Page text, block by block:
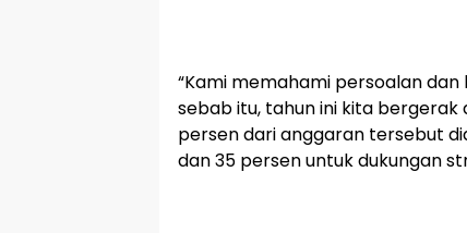
“Kami memahami persoalan dan
sebab itu, tahun ini kita bergerak
persen dari anggaran tersebut
dan 35 persen untuk dukungan